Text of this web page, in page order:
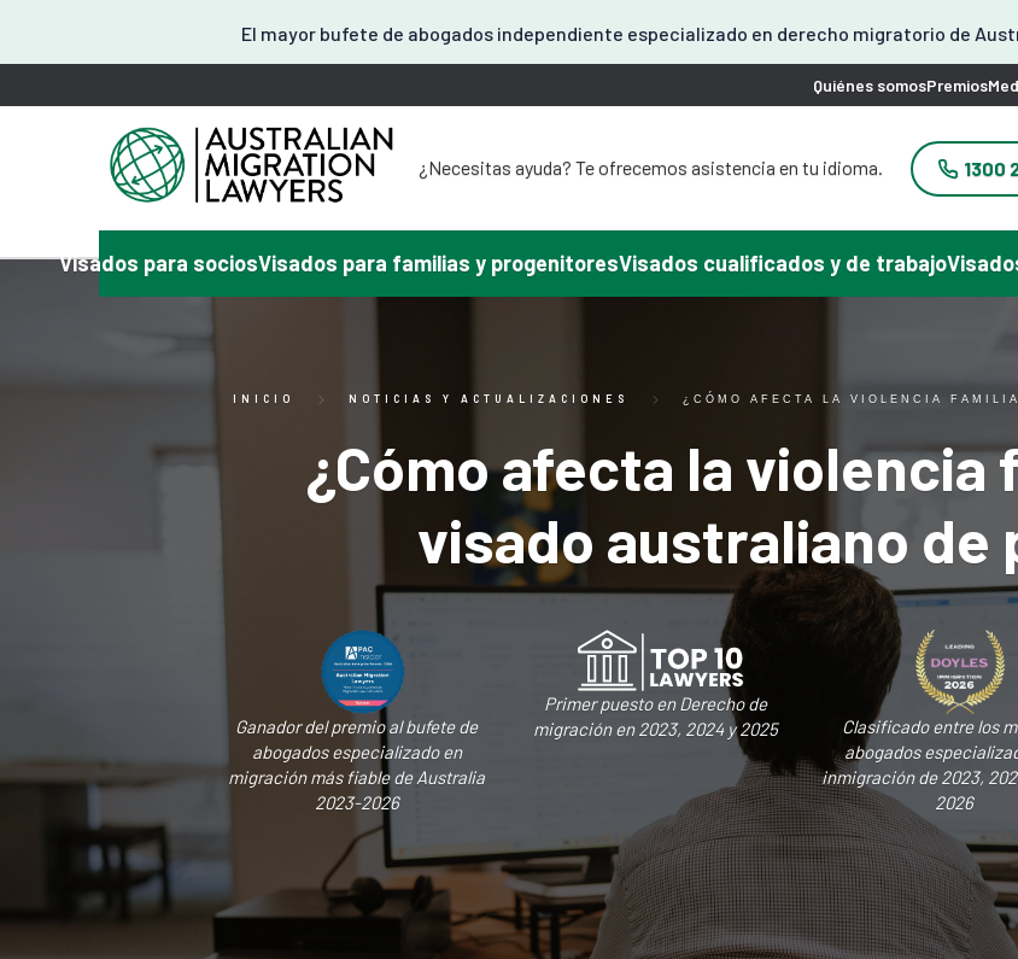
El mayor bufete de abogados independiente especializado en derecho migratorio de
Quiénes somosPremios
¿Necesitas ayuda? Te ofrecemos asistencia en tu idioma.
¿Necesitas ayuda con tu visado? Podemos ayudarte en
español.
1300
Visados para sociosVisados para familias y progenitoresVisados cualificados y de trabajo
INICIO NOTICIAS Y ACTUALIZACIONES ¿CÓMO AFECTA LA VIOLENCIA
¿Cómo afecta la violencia
visado australiano de
Ganador del premio al bufete de
abogados especializado en
migración más fiable de Australia
2023-2026
Primer puesto en Derecho de
migración en 2023, 2024 y 2025
Clasificado entre los
abogados
inmigración de 2023,
2026